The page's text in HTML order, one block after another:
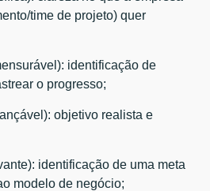
time de projeto) quer
identificação de
o progresso;
objetivo realista e
identificação de uma meta
modelo de negócio;